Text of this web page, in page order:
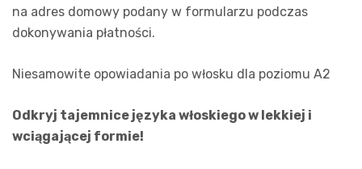
na adres domowy podany w formularzu podczas
dokonywania płatności.
Niesamowite opowiadania po włosku dla poziomu A2
Odkryj tajemnice języka włoskiego w lekkiej i
wciągającej formie!